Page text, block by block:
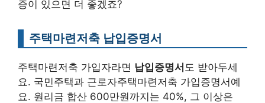
증이 있으면 더 좋겠죠?
주택마련저축 납입증명서
주택마련저축 가입자라면 납입증명서 도 받아두세
요. 국민주택과 근로자주택마련저축 가입증명서예
요. 원리금 합산 600만원까지는 40%, 그 이상은